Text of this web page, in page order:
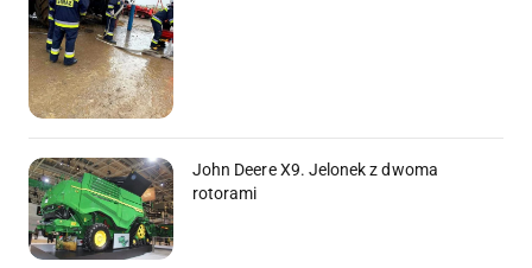
John Deere X9. Jelonek z dwoma
rotorami